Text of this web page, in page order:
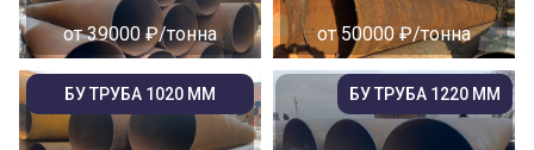
от 39000 ₽/тонна от 50000 ₽/тонна
БУ ТРУБА 1020 ММ БУ ТРУБА 1220 ММ